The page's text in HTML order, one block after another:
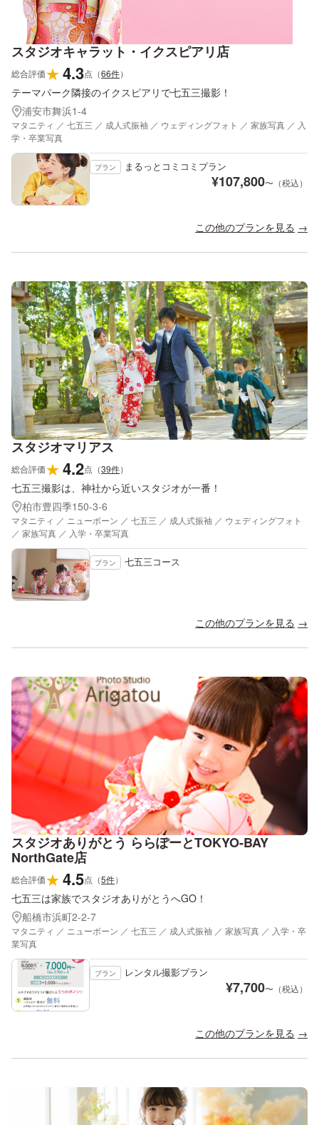
スタジオキャラット・イクスピアリ店
総合評価★4.3点 （66件）
テーマパーク隣接のイクスピアリで七五三撮影！
浦安市舞浜1-4
マタニティ ／ 七五三 ／ 成人式振袖 ／ ウェディングフォト ／ 家族写真 ／ 入
学・卒業写真
プラン まるっとコミコミプラン
¥107,800〜（税込）
この他のプランを見る
スタジオマリアス
総合評価★4.2点 （39件）
七五三撮影は、神社から近いスタジオが一番！
柏市豊四季150-3-6
マタニティ ／ ニューボーン ／ 七五三 ／ 成人式振袖 ／ ウェディングフォト
／ 家族写真 ／ 入学・卒業写真
プラン 七五三コース
この他のプランを見る
スタジオありがとう ららぽーとTOKYO-BAY
NorthGate店
総合評価★4.5点 （5件）
七五三は家族でスタジオありがとうへGO！
船橋市浜町2-2-7
マタニティ ／ ニューボーン ／ 七五三 ／ 成人式振袖 ／ 家族写真 ／ 入学・卒
業写真
プラン レンタル撮影プラン
¥7,700〜（税込）
この他のプランを見る